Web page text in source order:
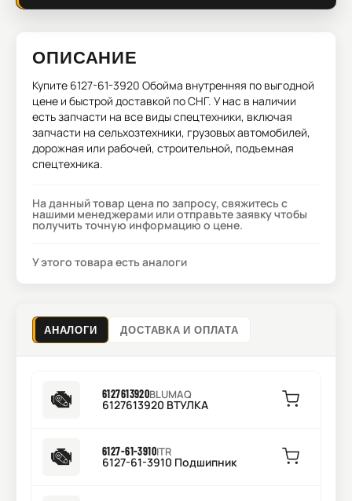
ОПИСАНИЕ
Купите 6127-61-3920 Обойма внутренняя по выгодной
цене и быстрой доставкой по СНГ. У нас в наличии
есть запчасти на все виды спецтехники, включая
запчасти на сельхозтехники, грузовых автомобилей,
дорожная или рабочей, строительной, подъемная
спецтехника.
На данный товар цена по запросу, свяжитесь с
нашими менеджерами или отправьте заявку чтобы
получить точную информацию о цене.
У этого товара есть аналоги
АНАЛОГИ ДОСТАВКА И ОПЛАТА
6127613920BLUMAQ
6127613920 ВТУЛКА
6127-61-3910ITR
6127-61-3910 Подшипник